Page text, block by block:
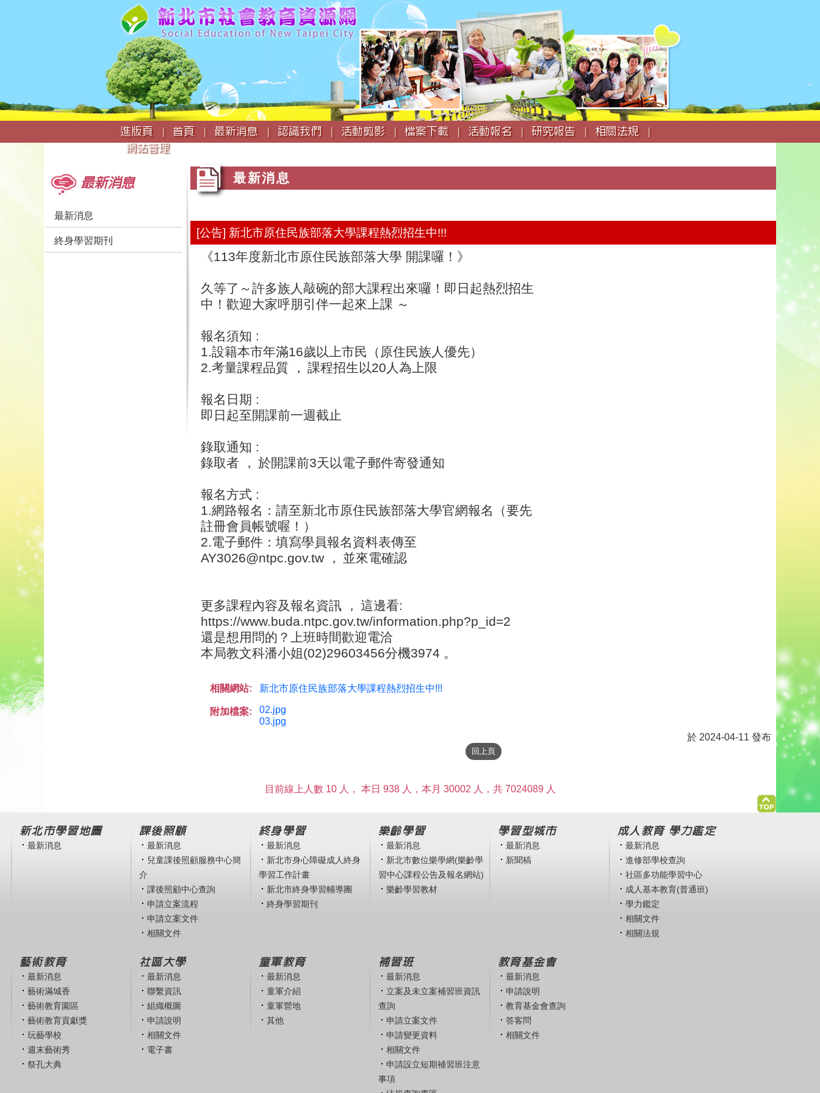
跳
到
主
要
內
容
:::
進版頁 |
首頁 | 最新消息 | 認識我們 | 活動剪影 | 檔案下載 | 活動報名 | 研究報告 |
相關法規 |
網站管理
最新消息
最新消息
終身學習期刊
最新消息
[公告] 新北市原住民族部落大學課程熱烈招生中!!!
《113年度新北市原住民族部落大學 開課囉！》
久等了～許多族人敲碗的部大課程出來囉！即日起熱烈招生
中！歡迎大家呼朋引伴一起來上課 ～
報名須知 :
1.設籍本市年滿16歲以上市民（原住民族人優先）
2.考量課程品質 ， 課程招生以20人為上限
報名日期 :
即日起至開課前一週截止
錄取通知 :
錄取者 ， 於開課前3天以電子郵件寄發通知
報名方式 :
1.網路報名：請至新北市原住民族部落大學官網報名（要先
註冊會員帳號喔！）
2.電子郵件：填寫學員報名資料表傳至
AY3026@ntpc.gov.tw ，
並來電確認
更多課程內容及報名資訊 ， 這邊看:
https://www.buda.ntpc.gov.tw/information.php?p_id=2
還是想用問的？上班時間歡迎電洽
本局教文科潘小姐(02)29603456分機3974 。
相關網站: 新北市原住民族部落大學課程熱烈招生中!!!
附加檔案:
02.jpg
03.jpg
於 2024-04-11 發布
目前線上人數 10 人， 本日 938 人，本月 30002 人，共 7024089 人
新北市學習地圖
最新消息
課後照顧
最新消息
兒童課後照顧服務中心簡
介
課後照顧中心查詢
申請立案流程
申請立案文件
相關文件
終身學習
最新消息
新北市身心障礙成人終身
學習工作計畫
新北市終身學習輔導團
終身學習期刊
樂齡學習
最新消息
新北市數位樂學網(樂齡學
習中心課程公告及報名網站)
樂齡學習教材
學習型城市
最新消息
新聞稿
成人教育 學力鑑定
最新消息
進修部學校查詢
社區多功能學習中心
成人基本教育(普通班)
學力鑑定
相關文件
相關法規
藝術教育
最新消息
藝術滿城香
藝術教育園區
藝術教育貢獻獎
玩藝學校
週末藝術秀
祭孔大典
社區大學
最新消息
聯繫資訊
組織概圖
申請說明
相關文件
電子書
童軍教育
最新消息
童軍介紹
童軍營地
其他
補習班
最新消息
立案及未立案補習班資訊
查詢
申請立案文件
申請變更資料
相關文件
申請設立短期補習班注意
事項
教育基金會
最新消息
申請說明
教育基金會查詢
答客問
相關文件